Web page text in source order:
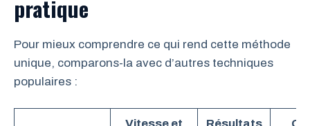
pratique
Pour mieux comprendre ce qui rend cette méthode
unique, comparons-la avec d’autres techniques
populaires :